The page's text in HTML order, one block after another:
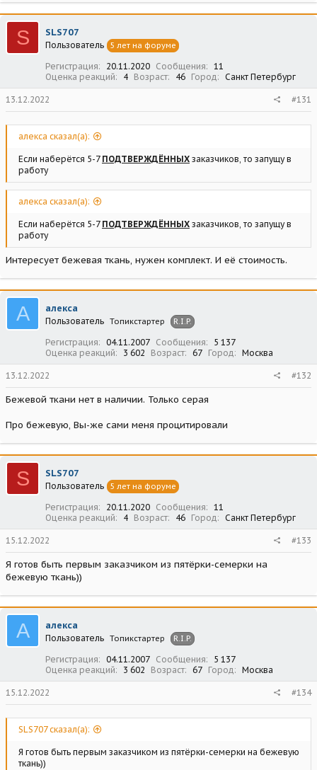
S SLS707
Пользователь 5 лет на форуме
Регистрация 20.11.2020 Сообщения
11
Оценка реакций
4 Возраст 46 Город Санкт Петербург
13.12.2022 #131
алекса сказал(а):
Если наберётся 5-7 ПОДТВЕРЖДЁННЫХ заказчиков, то запущу в
работу
алекса сказал(а):
Если наберётся 5-7 ПОДТВЕРЖДЁННЫХ заказчиков, то запущу в
работу
Интересует бежевая ткань, нужен комплект. И её стоимость.
А алекса
Пользователь Топикстартер R.I.P.
Регистрация 04.11.2007 Сообщения
5 137
Оценка реакций
3 602 Возраст 67 Город Москва
13.12.2022 #132
Бежевой ткани нет в наличии. Только серая
Про бежевую, Вы-же сами меня процитировали
S SLS707
Пользователь 5 лет на форуме
Регистрация 20.11.2020 Сообщения
11
Оценка реакций
4 Возраст 46 Город Санкт Петербург
15.12.2022 #133
Я готов быть первым заказчиком из пятёрки-семерки на
бежевую ткань))
А алекса
Пользователь Топикстартер R.I.P.
Регистрация 04.11.2007 Сообщения
5 137
Оценка реакций
3 602 Возраст 67 Город Москва
15.12.2022 #134
SLS707 сказал(а):
Я готов быть первым заказчиком из пятёрки-семерки на бежевую
ткань))